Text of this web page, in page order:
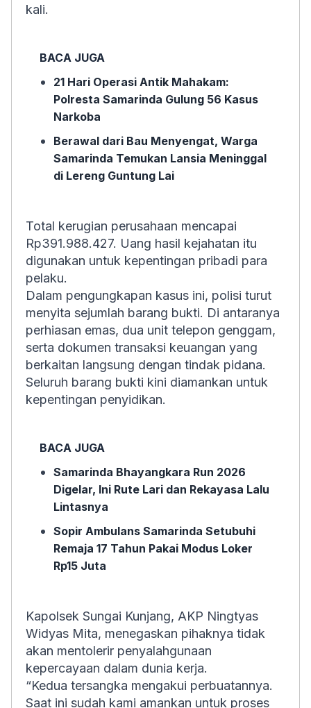
kali.
BACA JUGA
21 Hari Operasi Antik Mahakam:
Polresta Samarinda Gulung 56 Kasus
Narkoba
Berawal dari Bau Menyengat, Warga
Samarinda Temukan Lansia Meninggal
di Lereng Guntung Lai
Total kerugian perusahaan mencapai
Rp391.988.427. Uang hasil kejahatan itu
digunakan untuk kepentingan pribadi para
pelaku.
Dalam pengungkapan kasus ini, polisi turut
menyita sejumlah barang bukti. Di antaranya
perhiasan emas, dua unit telepon genggam,
serta dokumen transaksi keuangan yang
berkaitan langsung dengan tindak pidana.
Seluruh barang bukti kini diamankan untuk
kepentingan penyidikan.
BACA JUGA
Samarinda Bhayangkara Run 2026
Digelar, Ini Rute Lari dan Rekayasa Lalu
Lintasnya
Sopir Ambulans Samarinda Setubuhi
Remaja 17 Tahun Pakai Modus Loker
Rp15 Juta
Kapolsek Sungai Kunjang, AKP Ningtyas
Widyas Mita, menegaskan pihaknya tidak
akan mentolerir penyalahgunaan
kepercayaan dalam dunia kerja.
“Kedua tersangka mengakui perbuatannya.
Saat ini sudah kami amankan untuk proses